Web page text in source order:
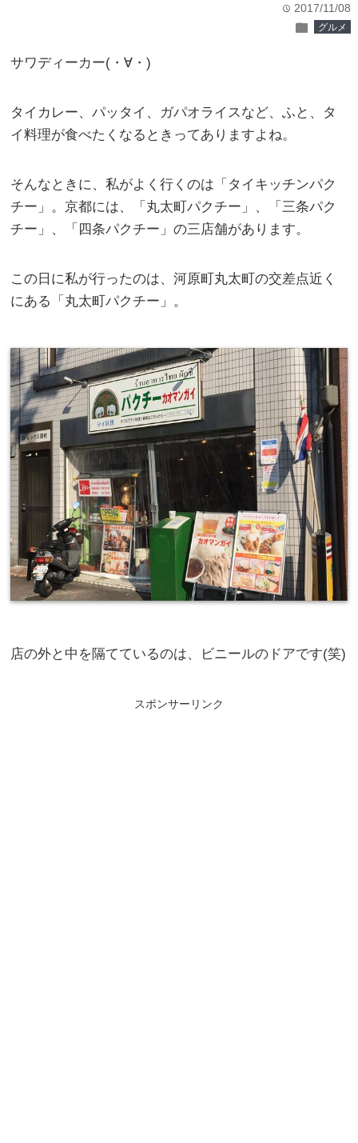
time 2017/11/08
folder グルメ
サワディーカー(・∀・)
タイカレー、パッタイ、ガパオライスなど、ふと、タ
イ料理が食べたくなるときってありますよね。
そんなときに、私がよく行くのは「タイキッチンパク
チー」。京都には、「丸太町パクチー」、「三条パク
チー」、「四条パクチー」の三店舗があります。
この日に私が行ったのは、河原町丸太町の交差点近く
にある「丸太町パクチー」。
店の外と中を隔てているのは、ビニールのドアです(笑)
スポンサーリンク